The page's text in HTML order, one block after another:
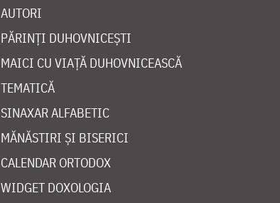
AUTORI
PĂRINȚI DUHOVNICEȘTI
MAICI CU VIAȚĂ DUHOVNICEASCĂ
TEMATICĂ
SINAXAR ALFABETIC
MĂNĂSTIRI ȘI BISERICI
CALENDAR ORTODOX
WIDGET DOXOLOGIA